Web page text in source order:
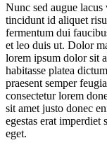
Nunc sed augue
tincidunt id aliquet
fermentum dui
et leo duis ut. Dolor
lorem ipsum dolor sit
habitasse platea
praesent semper
consectetur lorem
sit amet justo donec
egestas erat imperdiet
eget.